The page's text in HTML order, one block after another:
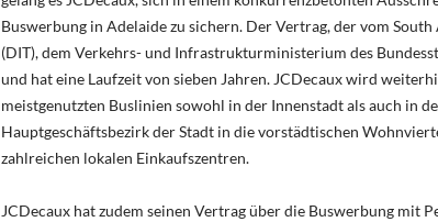
Buswerbung in Adelaide zu sichern. Der Vertrag, der vom
(DIT), dem Verkehrs- und Infrastrukturministerium des
und hat eine Laufzeit von sieben Jahren. JCDecaux wird
meistgenutzten Buslinien sowohl in der Innenstadt als auch in
Hauptgeschäftsbezirk der Stadt in die vorstädtischen
zahlreichen lokalen Einkaufszentren.
JCDecaux hat zudem seinen Vertrag über die Buswerbung mit